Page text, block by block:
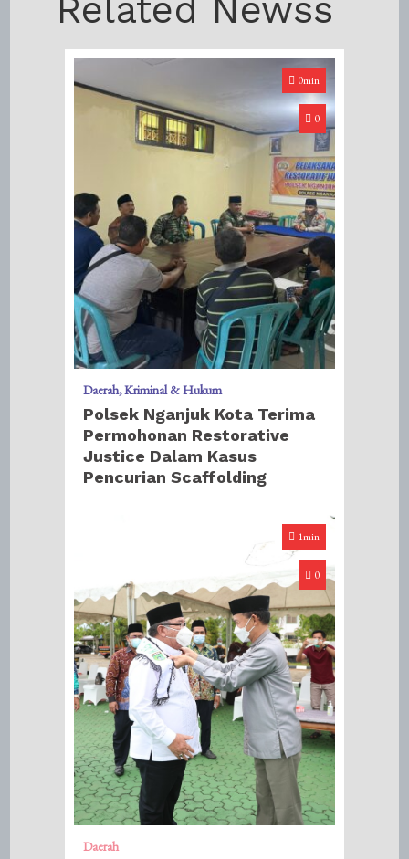
Related Newss
0min
0
Daerah Kriminal & Hukum
Polsek Nganjuk Kota Terima
Permohonan Restorative
Justice Dalam Kasus
Pencurian Scaffolding
1min
0
Daerah